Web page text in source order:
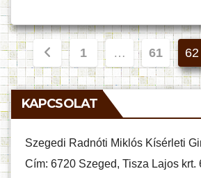
Bejegyzések
lapozása
1 … 61 62
KAPCSOLAT
Szegedi Radnóti Miklós Kísérleti
Cím: 6720 Szeged, Tisza Lajos krt.